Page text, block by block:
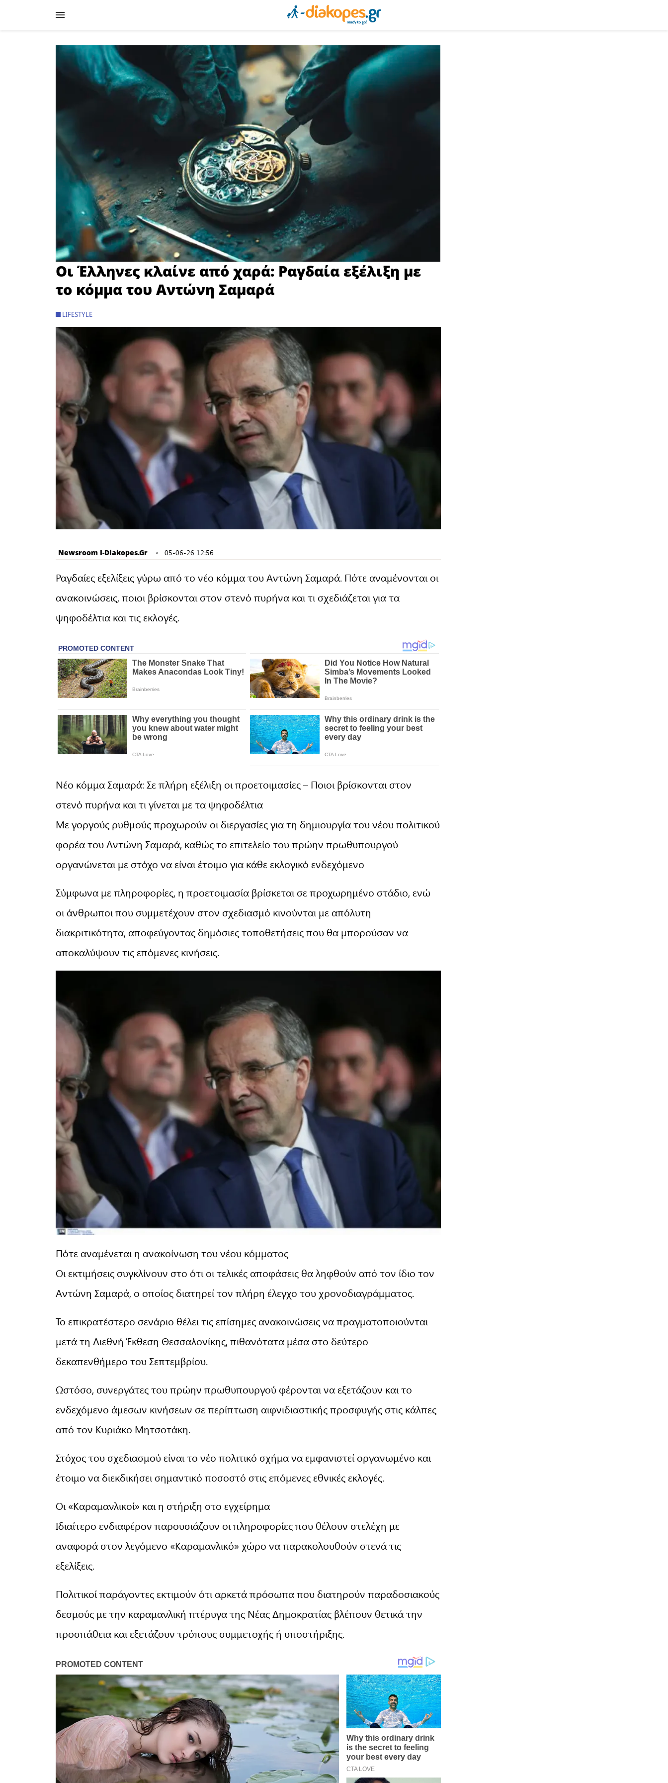
Οι Έλληνες κλαίνε από χαρά: Ραγδαία εξέλιξη με
το κόμμα του Αντώνη Σαμαρά
LIFESTYLE
Newsroom I-Diakopes.gr 05-06-26 12:56
Ραγδαίες εξελίξεις γύρω από το νέο κόμμα του Αντώνη Σαμαρά. Πότε αναμένονται οι
ανακοινώσεις, ποιοι βρίσκονται στον στενό πυρήνα και τι σχεδιάζεται για τα
ψηφοδέλτια και τις εκλογές.
Νέο κόμμα Σαμαρά: Σε πλήρη εξέλιξη οι προετοιμασίες – Ποιοι βρίσκονται στον
στενό πυρήνα και τι γίνεται με τα ψηφοδέλτια
Με γοργούς ρυθμούς προχωρούν οι διεργασίες για τη δημιουργία του νέου πολιτικού
φορέα του Αντώνη Σαμαρά, καθώς το επιτελείο του πρώην πρωθυπουργού
οργανώνεται με στόχο να είναι έτοιμο για κάθε εκλογικό ενδεχόμενο
Σύμφωνα με πληροφορίες, η προετοιμασία βρίσκεται σε προχωρημένο στάδιο, ενώ
οι άνθρωποι που συμμετέχουν στον σχεδιασμό κινούνται με απόλυτη
διακριτικότητα, αποφεύγοντας δημόσιες τοποθετήσεις που θα μπορούσαν να
αποκαλύψουν τις επόμενες κινήσεις.
Πότε αναμένεται η ανακοίνωση του νέου κόμματος
Οι εκτιμήσεις συγκλίνουν στο ότι οι τελικές αποφάσεις θα ληφθούν από τον ίδιο τον
Αντώνη Σαμαρά, ο οποίος διατηρεί τον πλήρη έλεγχο του χρονοδιαγράμματος.
Το επικρατέστερο σενάριο θέλει τις επίσημες ανακοινώσεις να πραγματοποιούνται
μετά τη Διεθνή Έκθεση Θεσσαλονίκης, πιθανότατα μέσα στο δεύτερο
δεκαπενθήμερο του Σεπτεμβρίου.
Ωστόσο, συνεργάτες του πρώην πρωθυπουργού φέρονται να εξετάζουν και το
ενδεχόμενο άμεσων κινήσεων σε περίπτωση αιφνιδιαστικής προσφυγής στις κάλπες
από τον Κυριάκο Μητσοτάκη.
Στόχος του σχεδιασμού είναι το νέο πολιτικό σχήμα να εμφανιστεί οργανωμένο και
έτοιμο να διεκδικήσει σημαντικό ποσοστό στις επόμενες εθνικές εκλογές.
Οι «Καραμανλικοί» και η στήριξη στο εγχείρημα
Ιδιαίτερο ενδιαφέρον παρουσιάζουν οι πληροφορίες που θέλουν στελέχη με
αναφορά στον λεγόμενο «Καραμανλικό» χώρο να παρακολουθούν στενά τις
εξελίξεις.
Πολιτικοί παράγοντες εκτιμούν ότι αρκετά πρόσωπα που διατηρούν παραδοσιακούς
δεσμούς με την καραμανλική πτέρυγα της Νέας Δημοκρατίας βλέπουν θετικά την
προσπάθεια και εξετάζουν τρόπους συμμετοχής ή υποστήριξης.